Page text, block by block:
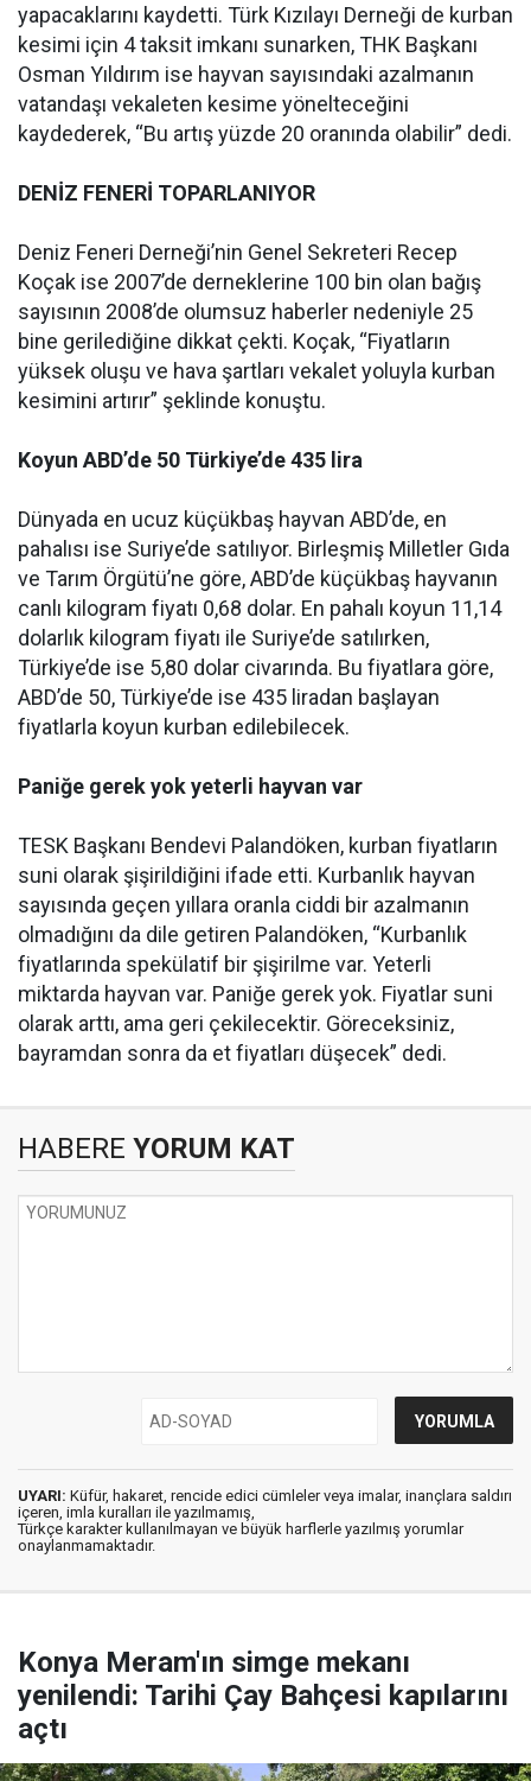
yapacaklarını kaydetti. Türk Kızılayı Derneği de kurban
kesimi için 4 taksit imkanı sunarken, THK Başkanı
Osman Yıldırım ise hayvan sayısındaki azalmanın
vatandaşı vekaleten kesime yönelteceğini
kaydederek, “Bu artış yüzde 20 oranında olabilir” dedi.
DENİZ FENERİ TOPARLANIYOR
Deniz Feneri Derneği’nin Genel Sekreteri Recep
Koçak ise 2007’de derneklerine 100 bin olan bağış
sayısının 2008’de olumsuz haberler nedeniyle 25
bine gerilediğine dikkat çekti. Koçak, “Fiyatların
yüksek oluşu ve hava şartları vekalet yoluyla kurban
kesimini artırır” şeklinde konuştu.
Koyun ABD’de 50 Türkiye’de 435 lira
Dünyada en ucuz küçükbaş hayvan ABD’de, en
pahalısı ise Suriye’de satılıyor. Birleşmiş Milletler Gıda
ve Tarım Örgütü’ne göre, ABD’de küçükbaş hayvanın
canlı kilogram fiyatı 0,68 dolar. En pahalı koyun 11,14
dolarlık kilogram fiyatı ile Suriye’de satılırken,
Türkiye’de ise 5,80 dolar civarında. Bu fiyatlara göre,
ABD’de 50, Türkiye’de ise 435 liradan başlayan
fiyatlarla koyun kurban edilebilecek.
Paniğe gerek yok yeterli hayvan var
TESK Başkanı Bendevi Palandöken, kurban fiyatların
suni olarak şişirildiğini ifade etti. Kurbanlık hayvan
sayısında geçen yıllara oranla ciddi bir azalmanın
olmadığını da dile getiren Palandöken, “Kurbanlık
fiyatlarında spekülatif bir şişirilme var. Yeterli
miktarda hayvan var. Paniğe gerek yok. Fiyatlar suni
olarak arttı, ama geri çekilecektir. Göreceksiniz,
bayramdan sonra da et fiyatları düşecek” dedi.
HABERE YORUM KAT
UYARI: Küfür, hakaret, rencide edici cümleler veya imalar, inançlara saldırı
içeren, imla kuralları ile yazılmamış,
Türkçe karakter kullanılmayan ve büyük harflerle yazılmış yorumlar
onaylanmamaktadır.
Konya Meram'ın simge mekanı
yenilendi: Tarihi Çay Bahçesi kapılarını
açtı